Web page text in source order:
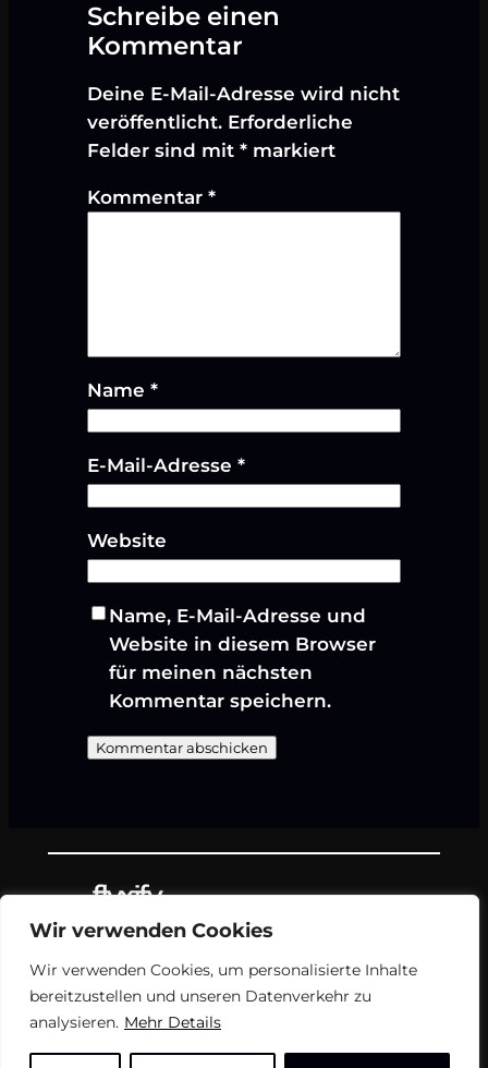
Wir verwenden Cookies
Wir verwenden Cookies, um personalisierte Inhalte
bereitzustellen und unseren Datenverkehr zu
analysieren. Mehr Details
Schreibe einen
Kommentar
Deine E-Mail-Adresse wird nicht
veröffentlicht. Erforderliche
Felder sind mit *markiert
Kommentar *
Name *
E-Mail-Adresse *
Website
Name, E-Mail-Adresse und
Website in diesem Browser
für meinen nächsten
Kommentar speichern.
Teil des Nachrichtenangebots von
flyxify.
FAQ Impressum USN